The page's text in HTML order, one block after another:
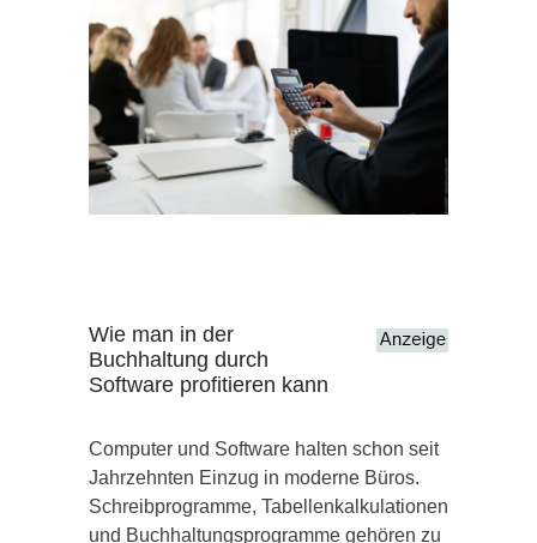
Wie man in der
Buchhaltung durch
Software profitieren kann
Computer und Software halten schon seit
Jahrzehnten Einzug in moderne Büros.
Schreibprogramme, Tabellenkalkulationen
und Buchhaltungsprogramme gehören zu